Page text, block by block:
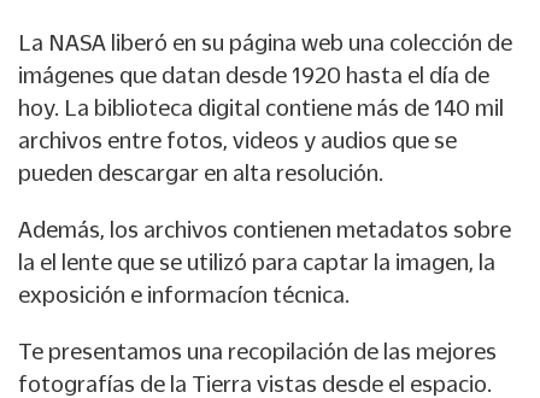
La NASA liberó en su página web una colección de
imágenes que datan desde 1920 hasta el día de
hoy. La biblioteca digital contiene más de 140 mil
archivos entre fotos, videos y audios que se
pueden descargar en alta resolución.
Además, los archivos contienen metadatos sobre
la el lente que se utilizó para captar la imagen, la
exposición e informacíon técnica.
Te presentamos una recopilación de las mejores
fotografías de la Tierra vistas desde el espacio.